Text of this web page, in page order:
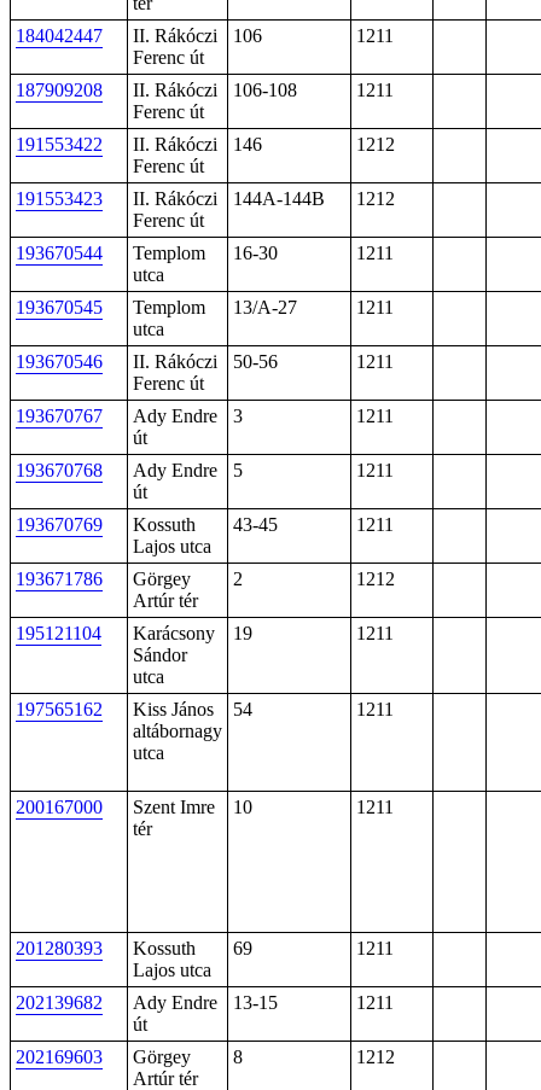
184042447
II. Rákóczi
Ferenc út
106 1211
187909208
II. Rákóczi
Ferenc út
106-108 1211
191553422
II. Rákóczi
Ferenc út
146 1212
191553423
II. Rákóczi
Ferenc út
144A-144B 1212
193670544
Templom
utca
16-30 1211
193670545
Templom
utca
13/A-27 1211
193670546
II. Rákóczi
Ferenc út
50-56 1211
193670767
Ady Endre
út
3 1211
193670768
Ady Endre
út
5 1211
193670769
Kossuth
Lajos utca
43-45 1211
193671786
Görgey
Artúr tér
2 1212
195121104
Karácsony
Sándor
utca
19 1211
197565162
Kiss János
altábornagy
utca
54 1211
200167000
Szent Imre
tér
10 1211
201280393
Kossuth
Lajos utca
69 1211
202139682
Ady Endre
út
13-15 1211
202169603
Görgey
Artúr tér
8 1212